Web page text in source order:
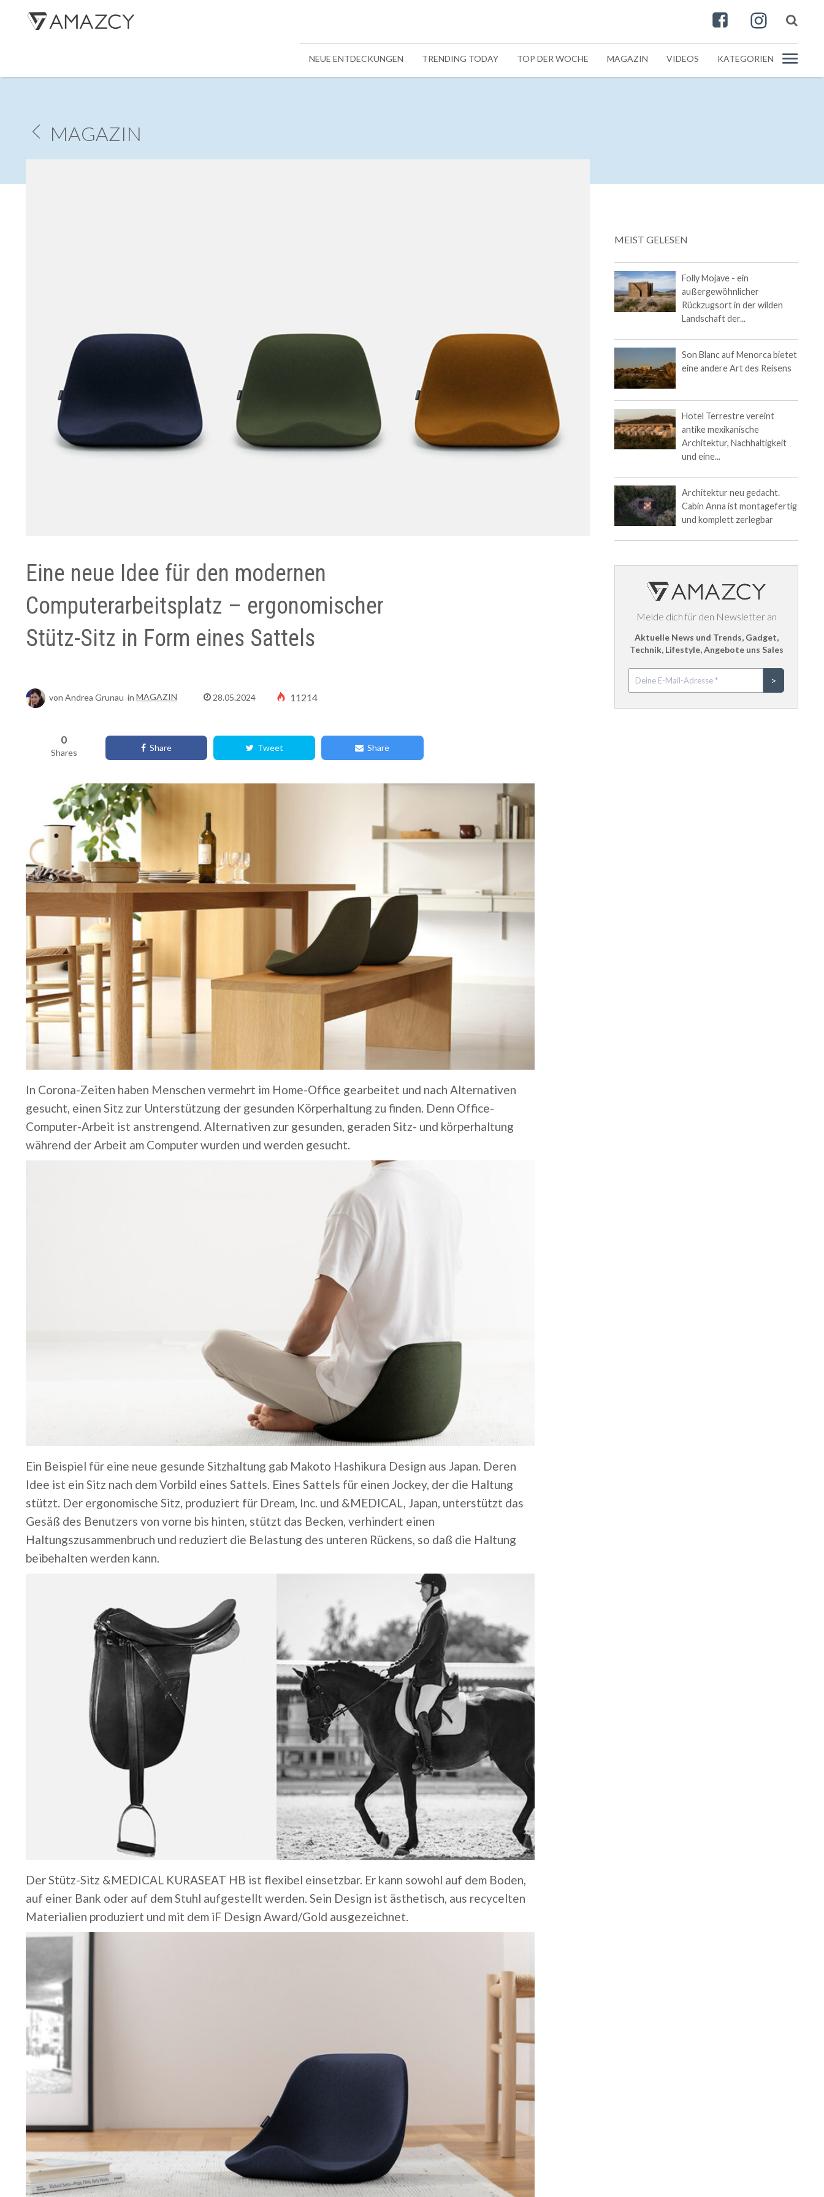
NEUE ENTDECKUNGEN TRENDING TODAY TOP DER WOCHE MAGAZIN VIDEOS KATEGORIEN
R MAGAZIN
Eine neue Idee für den modernen
Computerarbeitsplatz – ergonomischer
Stütz-Sitz in Form eines Sattels
von Andrea Grunau in MAGAZIN 28.05.2024 11214
0
Shares Share Tweet Share
In Corona-Zeiten haben Menschen vermehrt im Home-Office gearbeitet und nach Alternativen
gesucht, einen Sitz zur Unterstützung der gesunden Körperhaltung zu finden. Denn Office-
Computer-Arbeit ist anstrengend. Alternativen zur gesunden, geraden Sitz- und körperhaltung
während der Arbeit am Computer wurden und werden gesucht.
Ein Beispiel für eine neue gesunde Sitzhaltung gab Makoto Hashikura Design aus Japan. Deren
Idee ist ein Sitz nach dem Vorbild eines Sattels. Eines Sattels für einen Jockey, der die Haltung
stützt. Der ergonomische Sitz, produziert für Dream, Inc. und &MEDICAL, Japan, unterstützt das
Gesäß des Benutzers von vorne bis hinten, stützt das Becken, verhindert einen
Haltungszusammenbruch und reduziert die Belastung des unteren Rückens, so daß die Haltung
beibehalten werden kann.
Der Stütz-Sitz &MEDICAL KURASEAT HB ist flexibel einsetzbar. Er kann sowohl auf dem Boden,
auf einer Bank oder auf dem Stuhl aufgestellt werden. Sein Design ist ästhetisch, aus recycelten
Materialien produziert und mit dem iF Design Award/Gold ausgezeichnet.
MEIST GELESEN
Folly Mojave - ein
außergewöhnlicher
Rückzugsort in der wilden
Landschaft der...
Son Blanc auf Menorca bietet
eine andere Art des Reisens
Hotel Terrestre vereint
antike mexikanische
Architektur, Nachhaltigkeit
und eine...
Architektur neu gedacht.
Cabin Anna ist montagefertig
und komplett zerlegbar
Melde dich für den Newsletter an
Aktuelle News und Trends, Gadget,
Technik, Lifestyle, Angebote uns Sales